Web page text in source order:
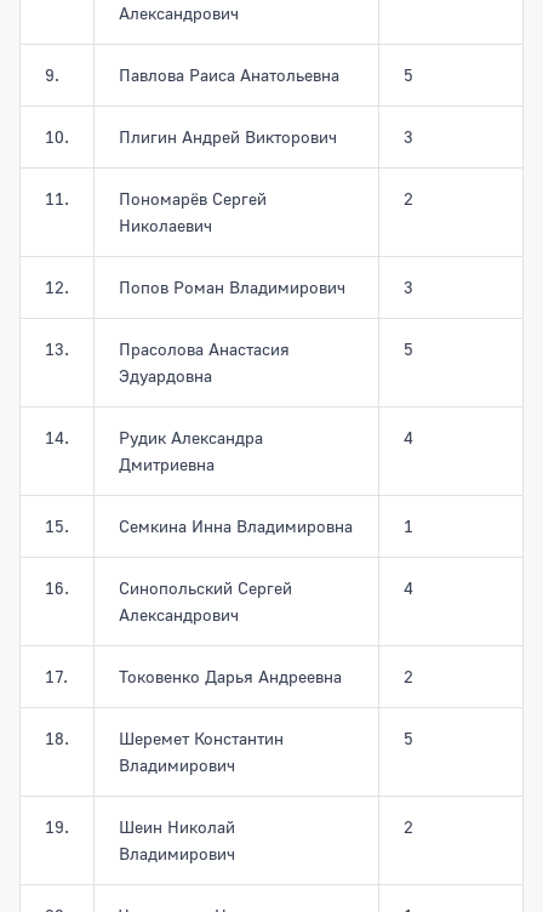
Александрович
9. Павлова Раиса Анатольевна 5
10. Плигин Андрей Викторович 3
11.
Пономарёв Сергей
Николаевич
2
12. Попов Роман Владимирович 3
13.
Прасолова Анастасия
Эдуардовна
5
14.
Рудик Александра
Дмитриевна
4
15. Семкина Инна Владимировна 1
16.
Синопольский Сергей
Александрович
4
17. Токовенко Дарья Андреевна 2
18.
Шеремет Константин
Владимирович
5
19.
Шеин Николай
Владимирович
2